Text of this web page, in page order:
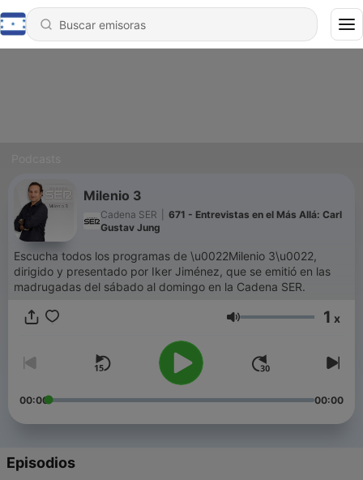
Milenio 3
Cadena SER
671 - Entrevistas en el Más Allá: Carl
Gustav Jung
Escucha todos los programas de \u0022Milenio 3\u0022,
dirigido y presentado por Iker Jiménez, que se emitió en las
madrugadas del sábado al domingo en la Cadena SER.
Volumen 1 x
00:00 00:00
Episodios